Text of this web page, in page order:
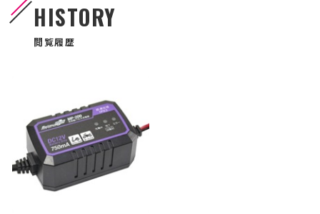
HISTORY
閲覧履歴